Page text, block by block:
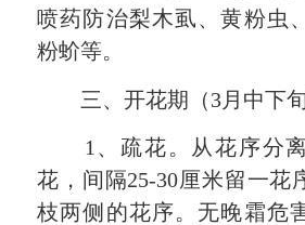
喷药防治梨木虱、黄粉虫
粉蚧等。
三、开花期（3月中下旬
1、疏花。从花序分离
花，间隔25-30厘米留一花
枝两侧的花序。无晚霜危